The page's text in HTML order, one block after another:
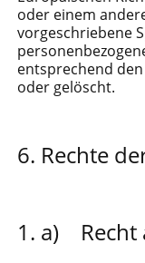
oder einem
vorgeschriebene
entsprechend
oder gelöscht.
Rechte
a) Recht